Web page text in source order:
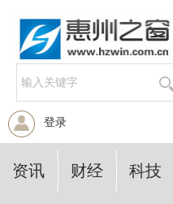
登录
资讯 财经 科技